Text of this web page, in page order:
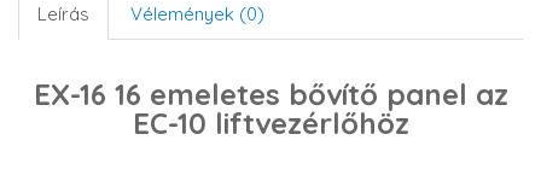
Leírás Vélemények (0)
EX-16 16 emeletes bővítő panel az
EC-10 liftvezérlőhöz